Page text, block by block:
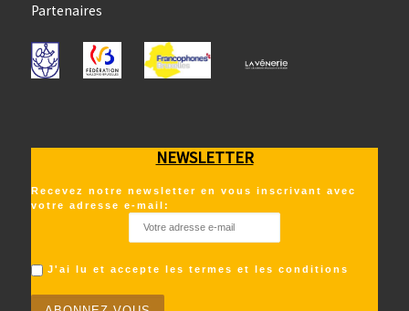
Partenaires
NEWSLETTER
Recevez notre newsletter en vous inscrivant avec
votre adresse e-mail:
J'ai lu et accepte les termes et les conditions